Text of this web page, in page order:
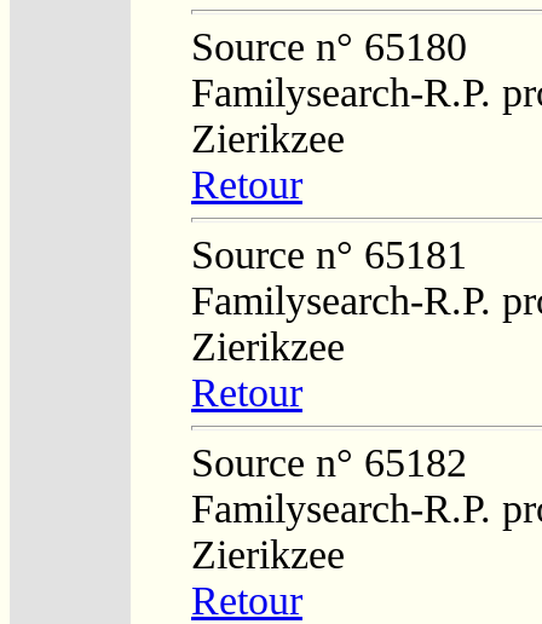
Source n° 65180
Familysearch-R.P.
Zierikzee
Retour
Source n° 65181
Familysearch-R.P.
Zierikzee
Retour
Source n° 65182
Familysearch-R.P.
Zierikzee
Retour